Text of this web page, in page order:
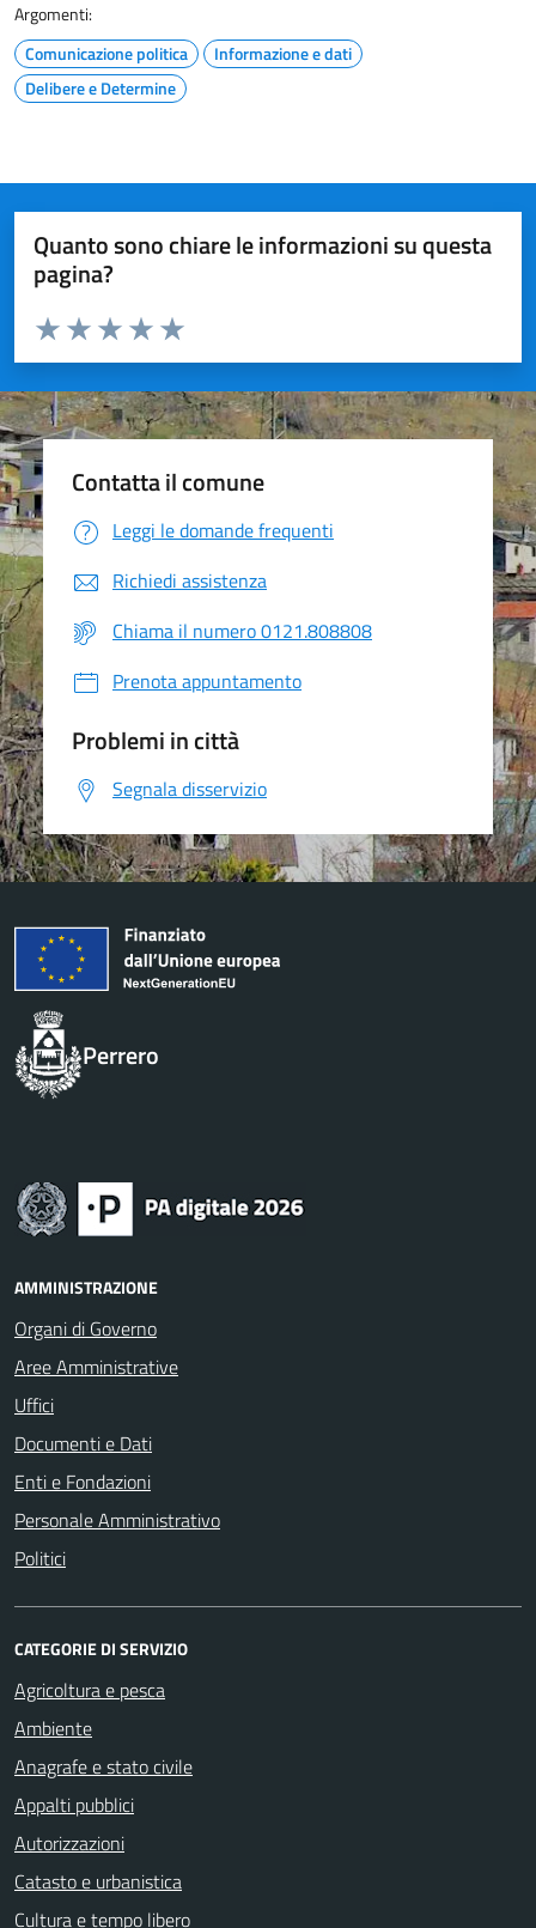
Argomenti:
Comunicazione politica
Informazione e dati
Delibere e Determine
Quanto sono chiare le informazioni su questa
pagina?
Valuta da 1 a 5 stelle la pagina
Valuta 5 stelle su 5
Valuta 4 stelle su 5
Valuta 3 stelle su 5
Valuta 2 stelle su 5
Valuta 1 stelle su 5
Contatta il comune
Leggi le domande frequenti
Richiedi assistenza
Chiama il numero 0121.808808
Prenota appuntamento
Problemi in città
Segnala disservizio
Perrero
AMMINISTRAZIONE
Organi di Governo
Aree Amministrative
Uffici
Documenti e Dati
Enti e Fondazioni
Personale Amministrativo
Politici
CATEGORIE DI SERVIZIO
Agricoltura e pesca
Ambiente
Anagrafe e stato civile
Appalti pubblici
Autorizzazioni
Catasto e urbanistica
Cultura e tempo libero